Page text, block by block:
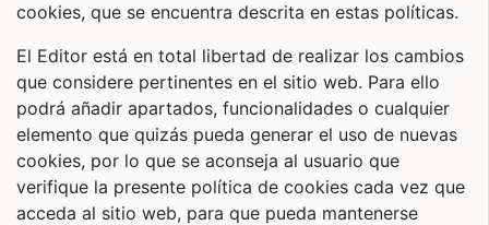
cookies, que se encuentra descrita en estas políticas.
El Editor está en total libertad de realizar los cambios
que considere pertinentes en el sitio web. Para ello
podrá añadir apartados, funcionalidades o cualquier
elemento que quizás pueda generar el uso de nuevas
cookies, por lo que se aconseja al usuario que
verifique la presente política de cookies cada vez que
acceda al sitio web, para que pueda mantenerse